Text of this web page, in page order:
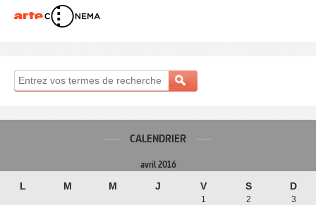
CALENDRIER
avril 2016
L M M J V S D
1 2
3